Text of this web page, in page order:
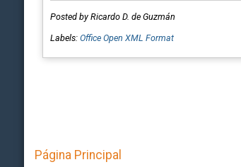
Posted by Ricardo D. de Guzmán
Labels: Office Open XML Format
Página Principal